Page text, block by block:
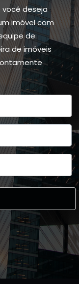
deseja
imóvel com
de
de imóveis